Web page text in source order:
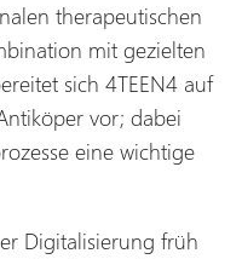
therapeutischen
mit gezielten
sich 4TEEN4 auf
vor; dabei
eine wichtige
Digitalisierung früh